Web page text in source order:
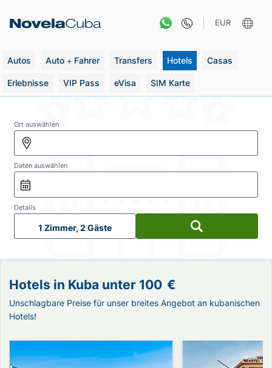
Inhalt
EUR
Autos Auto + Fahrer Transfers Hotels Casas
Erlebnisse VIP Pass eVisa SIM Karte
Ort auswählen
Daten auswählen
Details
1 Zimmer, 2 Gäste
Hotels in Kuba unter 100 €
Unschlagbare Preise für unser breites Angebot an kubanischen
Hotels!